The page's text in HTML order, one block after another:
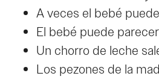
A veces el bebé
El bebé puede
Un chorro de leche
Los pezones de la